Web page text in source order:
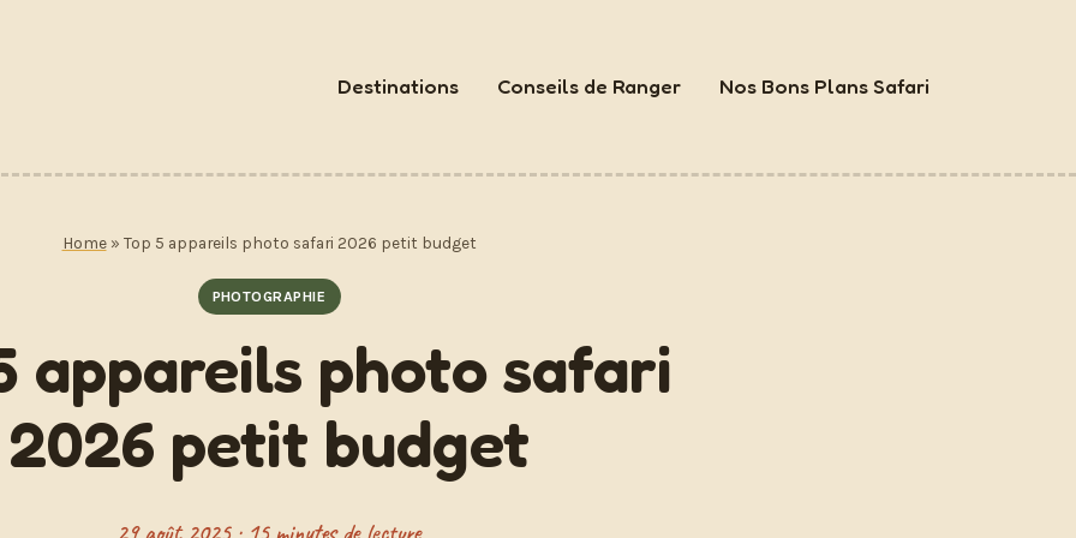
Destinations Conseils de Ranger Nos Bons Plans Safari
Home» Top 5 appareils photo safari 2026 petit budget
PHOTOGRAPHIE
appareils photo safari
2026 petit budget